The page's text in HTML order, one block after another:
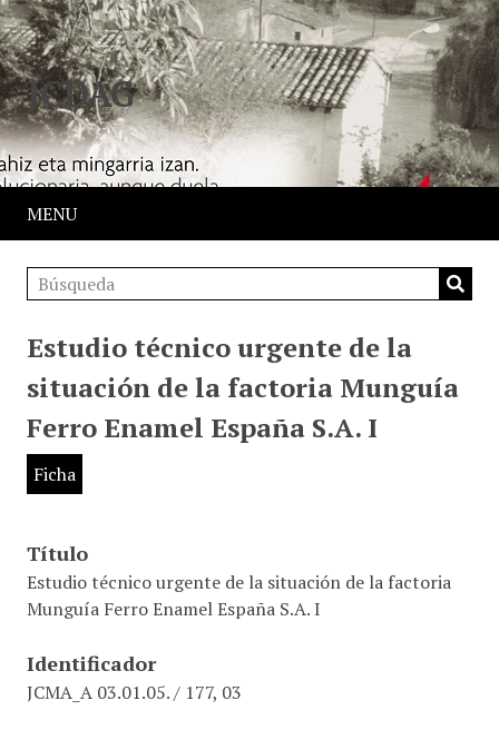
JCDAG
MENU
Estudio técnico urgente de la
situación de la factoria Munguía
Ferro Enamel España S.A. I
Ficha
Título
Estudio técnico urgente de la situación de la factoria
Munguía Ferro Enamel España S.A. I
Identificador
JCMA_A 03.01.05. / 177, 03